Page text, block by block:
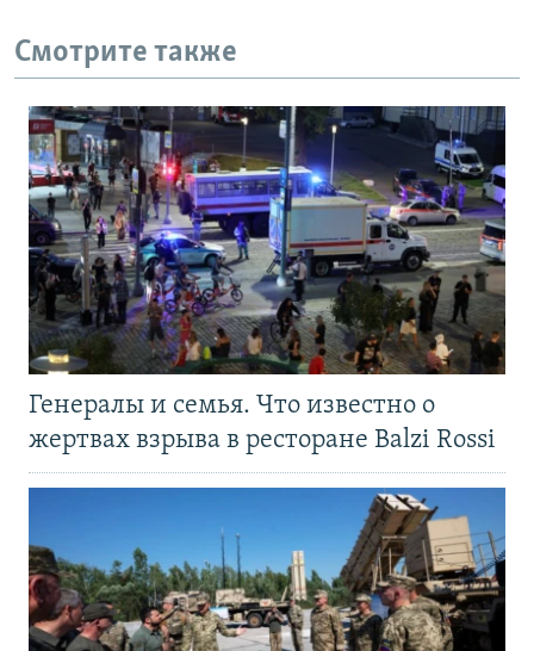
Смотрите также
Генералы и семья. Что известно о
жертвах взрыва в ресторане Balzi Rossi